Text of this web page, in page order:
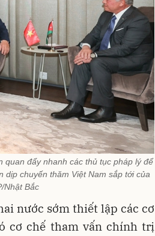
quan đẩy nhanh các thủ tục pháp lý để
chuyến thăm Việt Nam sắp tới của
Nhật Bắc
nước sớm thiết lập các cơ
cơ chế tham vấn chính trị